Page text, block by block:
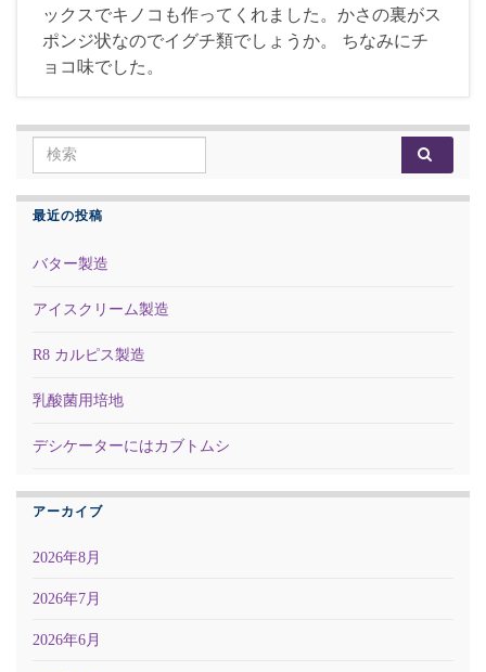
ックスでキノコも作ってくれました。かさの裏がス
ポンジ状なのでイグチ類でしょうか。 ちなみにチ
ョコ味でした。
Search for:
最近の投稿
バター製造
アイスクリーム製造
R8 カルピス製造
乳酸菌用培地
デシケーターにはカブトムシ
アーカイブ
2026年8月
2026年7月
2026年6月